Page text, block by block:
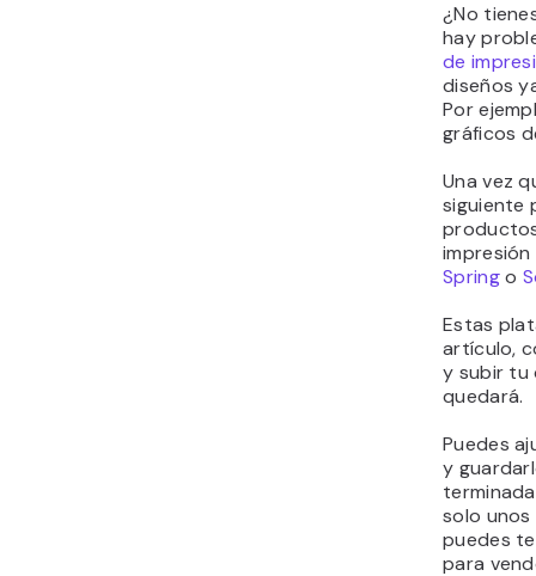
¿No
hay
de
diseños
Por
gráficos
Una vez
siguiente
Springo
Estas
artículo,
y subir tu
quedará.
Puedes
y
solo
puedes
para